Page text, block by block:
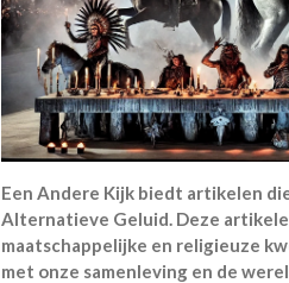
Een Andere Kijk biedt artikelen
Alternatieve Geluid. Deze
maatschappelijke en religieuze
met onze samenleving en de